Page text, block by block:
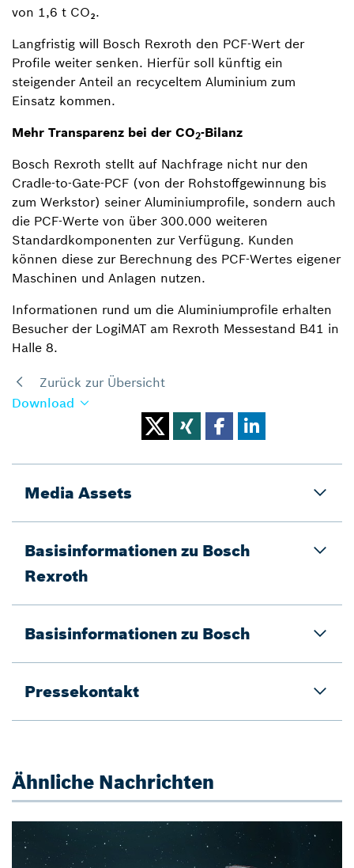
von 1,6 t CO₂.
Langfristig will Bosch Rexroth den PCF-Wert der
Profile weiter senken. Hierfür soll künftig ein
steigender Anteil an recyceltem Aluminium zum
Einsatz kommen.
Mehr Transparenz bei der CO2-Bilanz
Bosch Rexroth stellt auf Nachfrage nicht nur den
Cradle-to-Gate-PCF (von der Rohstoffgewinnung bis
zum Werkstor) seiner Aluminiumprofile, sondern auch
die PCF-Werte von über 300.000 weiteren
Standardkomponenten zur Verfügung. Kunden
können diese zur Berechnung des PCF-Wertes eigener
Maschinen und Anlagen nutzen.
Informationen rund um die Aluminiumprofile erhalten
Besucher der LogiMAT am Rexroth Messestand B41 in
Halle 8.
Zurück zur Übersicht
Download
Media Assets
Basisinformationen zu Bosch
Rexroth
Basisinformationen zu Bosch
Pressekontakt
Ähnliche Nachrichten